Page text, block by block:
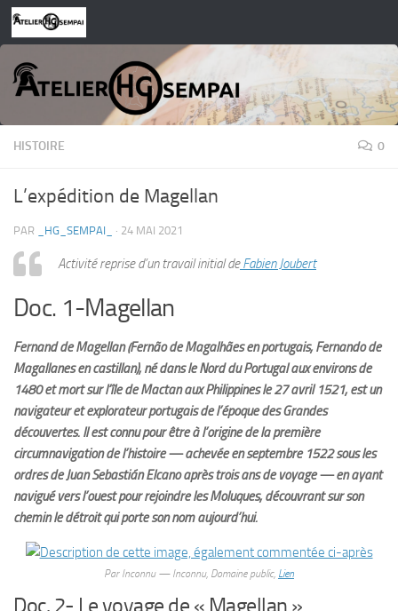
Skip to content
HISTOIRE 0
L’expédition de Magellan
PAR _HG_SEMPAI_ · 24 MAI 2021
Activité reprise d’un travail initial deFabien Joubert
Doc. 1-Magellan
Fernand de Magellan (Fernão de Magalhães en portugais, Fernando de
Magallanes en castillan), né dans le Nord du Portugal aux environs de
1480 et mort sur l’île de Mactan aux Philippines le 27 avril 1521, est un
navigateur et explorateur portugais de l’époque des Grandes
découvertes. Il est connu pour être à l’origine de la première
circumnavigation de l’histoire — achevée en septembre 1522 sous les
ordres de Juan Sebastián Elcano après trois ans de voyage — en ayant
navigué vers l’ouest pour rejoindre les Moluques, découvrant sur son
chemin le détroit qui porte son nom aujourd’hui.
Par Inconnu — Inconnu, Domaine public, Lien
Doc. 2- Le voyage de « Magellan »